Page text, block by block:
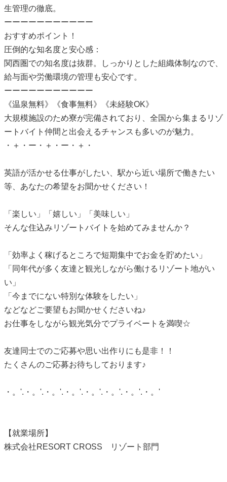
生管理の徹底。
ーーーーーーーーーーー
おすすめポイント！
圧倒的な知名度と安心感：
関西圏での知名度は抜群。しっかりとした組織体制なので、
給与面や労働環境の管理も安心です。
ーーーーーーーーーーー
《温泉無料》《食事無料》《未経験OK》
大規模施設のため寮が完備されており、全国から集まるリゾ
ートバイト仲間と出会えるチャンスも多いのが魅力。
・＋・ー・＋・ー・＋・
英語が活かせる仕事がしたい、駅から近い場所で働きたい
等、あなたの希望をお聞かせください！
「楽しい」「嬉しい」「美味しい」
そんな住込みリゾートバイトを始めてみませんか？
「効率よく稼げるところで短期集中でお金を貯めたい」
「同年代が多く友達と観光しながら働けるリゾート地がい
い」
「今までにない特別な体験をしたい」
などなどご要望もお聞かせくださいね♪
お仕事をしながら観光気分でプライベートを満喫☆
友達同士でのご応募や思い出作りにも是非！！
たくさんのご応募お待ちしております♪
・。'.・。'.・。'.・。'.・。'.・。'.・。'.・。'
【就業場所】
株式会社RESORT CROSS リゾート部門